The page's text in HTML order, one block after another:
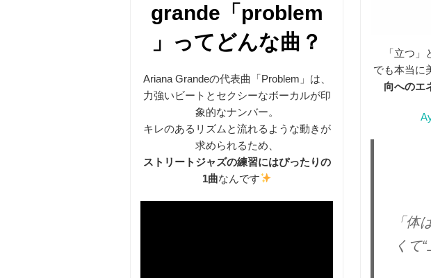
grande「problem
」ってどんな曲？
Ariana Grandeの代表曲「Problem」は、
力強いビートとセクシーなボーカルが印
象的なナンバー。
キレのあるリズムと流れるような動きが
求められるため、
ストリートジャズの練習にはぴったりの
1曲なんです
「立つ
でも本当に
向へのエ
「体
くて